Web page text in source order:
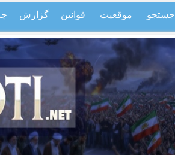
جستجو موقعیت قوانین گزارش